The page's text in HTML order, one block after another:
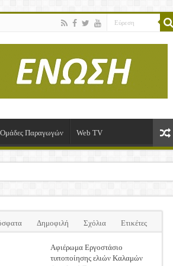
Ομάδες Παραγωγών Web TV
Δημοφιλή Σχόλια Ετικέτες
Αφιέρωμα Εργοστάσιο
τυποποίησης ελιών Καλαμών